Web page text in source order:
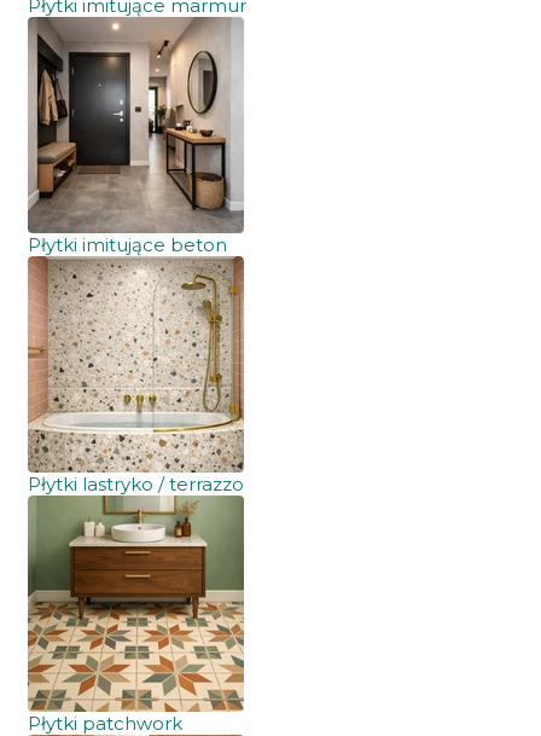
Płytki imitujące marmur
Płytki imitujące beton
Płytki lastryko / terrazzo
Płytki patchwork